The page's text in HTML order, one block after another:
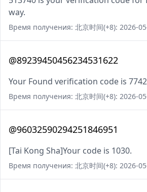
way.
Время получения: 北京时间(+8): 2026-
@89239450456234531622
Your Found verification code is 7742
Время получения: 北京时间(+8): 2026-
@96032590294251846951
[Tai Kong Sha]Your code is 1030.
Время получения: 北京时间(+8): 2026-